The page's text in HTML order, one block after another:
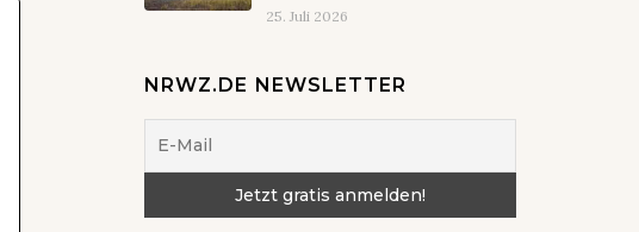
25. Juli 2026
NRWZ.DE NEWSLETTER